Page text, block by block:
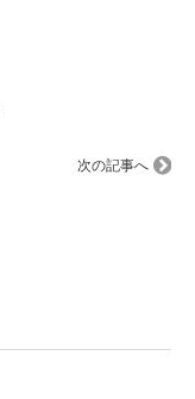
次の記事へ